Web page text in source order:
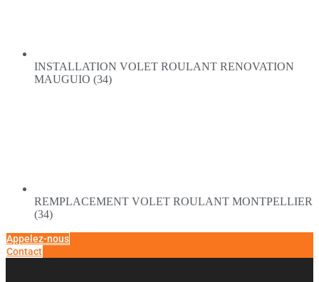
INSTALLATION VOLET ROULANT RENOVATION
MAUGUIO (34)
REMPLACEMENT VOLET ROULANT MONTPELLIER
(34)
Appelez-nous
Contact